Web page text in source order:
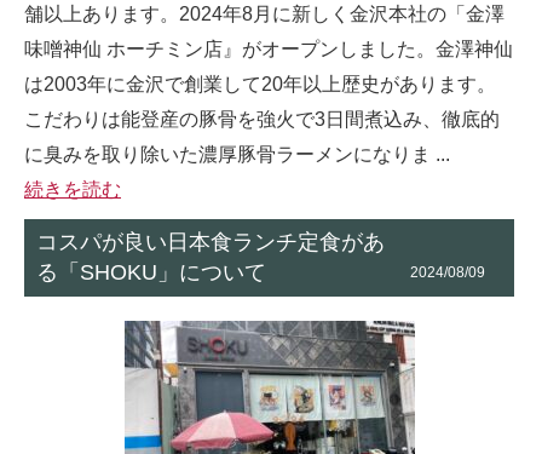
舗以上あります。2024年8月に新しく金沢本社の「金澤
味噌神仙 ホーチミン店』がオープンしました。金澤神仙
は2003年に金沢で創業して20年以上歴史があります。
こだわりは能登産の豚骨を強火で3日間煮込み、徹底的
に臭みを取り除いた濃厚豚骨ラーメンになりま ...
続きを読む
コスパが良い日本食ランチ定食があ
る「SHOKU」について
2024/08/09